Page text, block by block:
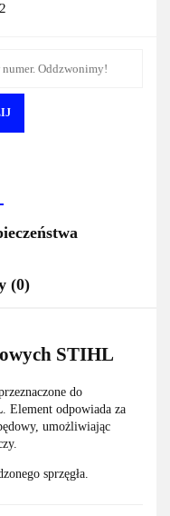
(0)
STIHL
do
. Element odpowiada za
umożliwiając
sprzęgła.